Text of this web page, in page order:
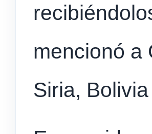
mencionó a
Siria,